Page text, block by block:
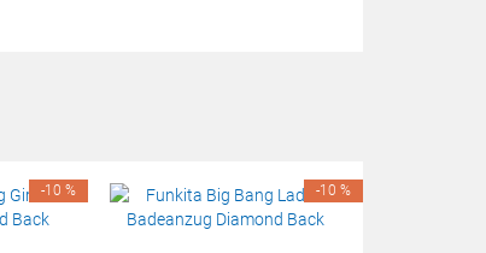
-10 % -10 %